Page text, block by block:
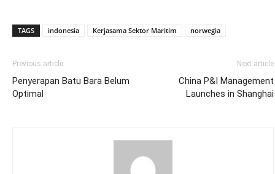
TAGS indonesia Kerjasama Sektor Maritim norwegia
Previous article
Penyerapan Batu Bara Belum
Optimal
Next article
China P&I Management
Launches in Shanghai